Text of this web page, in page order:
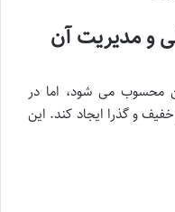
و مدیریت آن
محسوب می شود، اما در
و گذرا ایجاد کند. این